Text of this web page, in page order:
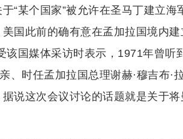
“某个国家”被允许在圣马丁建立
国此前的确有意在孟加拉国境内
该国媒体采访时表示，1971年曾听
、时任孟加拉国总理谢赫·穆吉布·
说这次会议讨论的话题就是关于